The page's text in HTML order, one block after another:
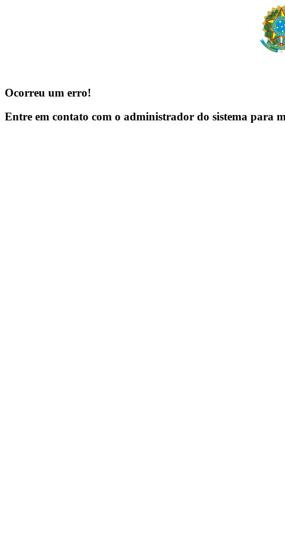
Ocorreu um erro!
Entre em contato com o administrador do sistema para